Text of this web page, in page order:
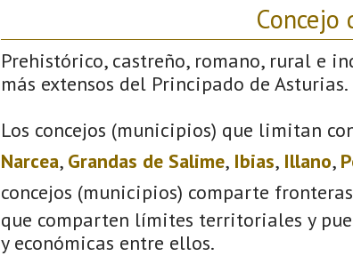
Concejo
Prehistórico, castreño, romano, rural e
más extensos del Principado de Asturias.
Los concejos (municipios) que limitan
Narcea, Grandas de Salime, Ibias, Illano,
concejos (municipios) comparte
que comparten límites territoriales y
y económicas entre ellos.